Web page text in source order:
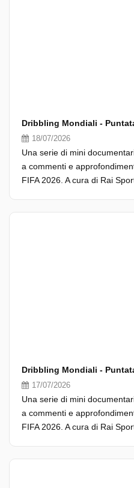
Dribbling Mondiali -
18/07/2026
Una serie di mini
a commenti e
FIFA 2026. A cura di Rai
Dribbling Mondiali -
17/07/2026
Una serie di mini
a commenti e
FIFA 2026. A cura di Rai